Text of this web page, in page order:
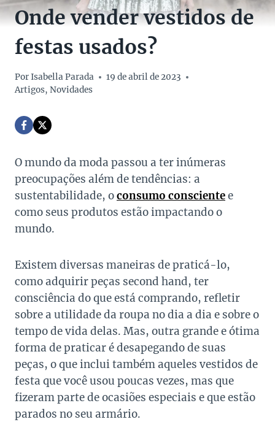
Onde vender vestidos de
festas usados?
PorIsabella Parada
19 de abril de 2023
Artigos, Novidades
O mundo da moda passou a ter inúmeras
preocupações além de tendências: a
sustentabilidade, oconsumo conscientee
como seus produtos estão impactando o
mundo.
Existem diversas maneiras de praticá-lo,
como adquirir peças second hand, ter
consciência do que está comprando, refletir
sobre a utilidade da roupa no dia a dia e sobre o
tempo de vida delas. Mas, outra grande e ótima
forma de praticar é desapegando de suas
peças, o que inclui também aqueles vestidos de
festa que você usou poucas vezes, mas que
fizeram parte de ocasiões especiais e que estão
parados no seu armário.